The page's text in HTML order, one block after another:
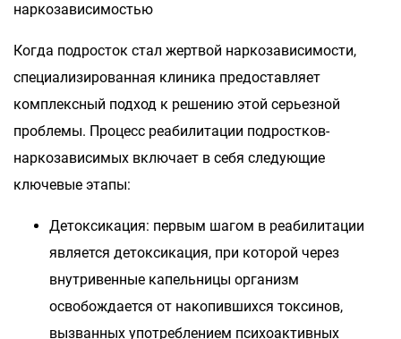
наркозависимостью
Когда подросток стал жертвой наркозависимости,
специализированная клиника предоставляет
комплексный подход к решению этой серьезной
проблемы. Процесс реабилитации подростков-
наркозависимых включает в себя следующие
ключевые этапы:
Детоксикация: первым шагом в реабилитации
является детоксикация, при которой через
внутривенные капельницы организм
освобождается от накопившихся токсинов,
вызванных употреблением психоактивных